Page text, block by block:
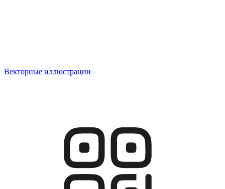
Векторные иллюстрации